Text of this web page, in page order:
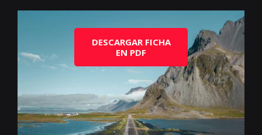
DESCARGAR FICHA
EN PDF